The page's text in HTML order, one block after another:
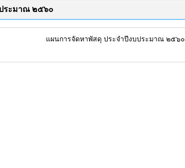
ระมาณ ๒๕๖๐
แผนการจัดหาพัสดุ ประจำปีงบประมาณ ๒๕๖๐